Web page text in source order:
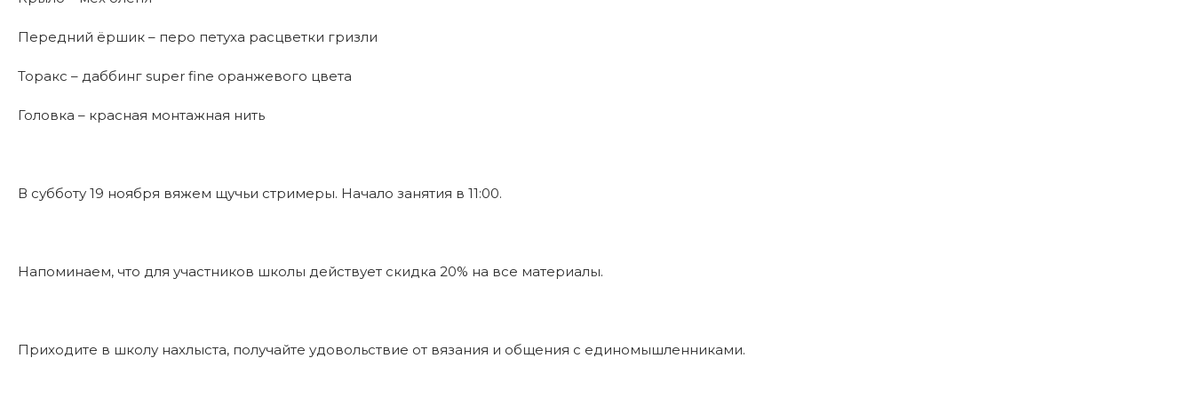
Передний ёршик – перо петуха расцветки гризли
Торакс – даббинг super fine оранжевого цвета
Головка – красная монтажная нить
В субботу 19 ноября вяжем щучьи стримеры. Начало занятия в 11:00.
Напоминаем, что для участников школы действует скидка 20% на все материалы.
Приходите в школу нахлыста, получайте удовольствие от вязания и общения с единомышленниками.